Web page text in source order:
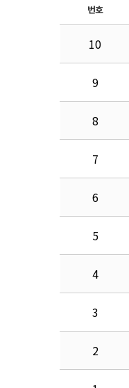
번호
10
9
8
7
6
5
4
3
2